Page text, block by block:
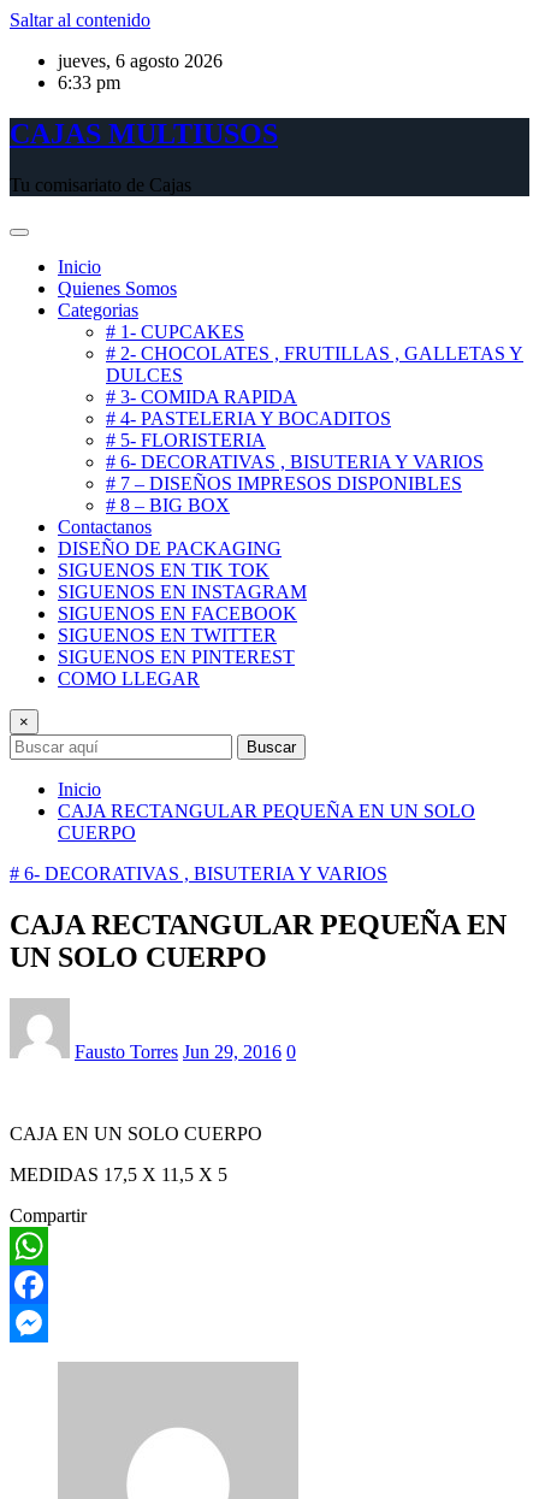
Saltar al contenido
jueves, 6 agosto 2026
6:33 pm
CAJAS MULTIUSOS
Tu comisariato de Cajas
Inicio
Quienes Somos
Categorias
# 1- CUPCAKES
# 2- CHOCOLATES , FRUTILLAS , GALLETAS Y
DULCES
# 3- COMIDA RAPIDA
# 4- PASTELERIA Y BOCADITOS
# 5- FLORISTERIA
# 6- DECORATIVAS , BISUTERIA Y VARIOS
# 7 – DISEÑOS IMPRESOS DISPONIBLES
# 8 – BIG BOX
Contactanos
DISEÑO DE PACKAGING
SIGUENOS EN TIK TOK
SIGUENOS EN INSTAGRAM
SIGUENOS EN FACEBOOK
SIGUENOS EN TWITTER
SIGUENOS EN PINTEREST
COMO LLEGAR
×
Buscar
Inicio
CAJA RECTANGULAR PEQUEÑA EN UN SOLO
CUERPO
# 6- DECORATIVAS , BISUTERIA Y VARIOS
CAJA RECTANGULAR PEQUEÑA EN
UN SOLO CUERPO
Fausto Torres Jun 29, 2016 0
CAJA EN UN SOLO CUERPO
MEDIDAS 17,5 X 11,5 X 5
Compartir
WhatsApp
Facebook
Messenger